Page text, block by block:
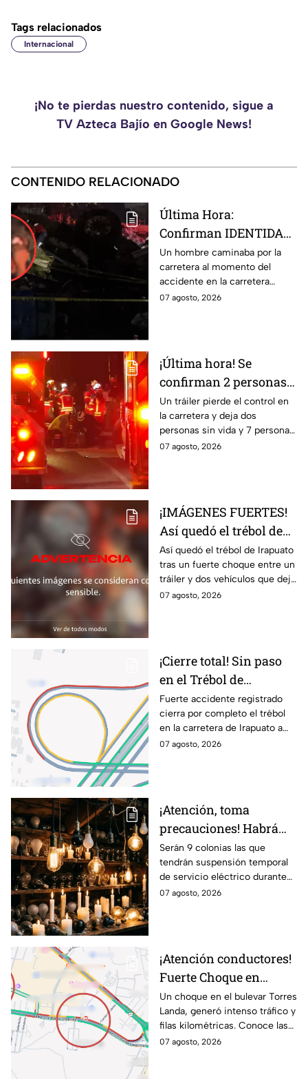
Tags relacionados
Internacional
¡No te pierdas nuestro contenido, sigue a
TV Azteca Bajío en Google News!
CONTENIDO RELACIONADO
Última Hora:
Confirman IDENTIDAD
de uno de los
lesionados tras fatal
accid3nte en Irapuato
Un hombre caminaba por la
carretera al momento del
accidente en la carretera
Irapuato-Abasolo en el Trébol.
07 agosto, 2026
¡Última hora! Se
confirman 2 personas
fall3cidas y 7
lesion4dos en
accid3nte carretero en
Irapuato; esto se sabe
Un tráiler pierde el control en
la carretera y deja dos
personas sin vida y 7 personas
más lesionadas.
07 agosto, 2026
¡IMÁGENES FUERTES!
Así quedó el trébol de
Irapuato tras aparatoso
choque; hay mu3rtos y
lesionados
Así quedó el trébol de Irapuato
tras un fuerte choque entre un
tráiler y dos vehículos que dejó
dos muertos y siete personas
07 agosto, 2026
¡Cierre total! Sin paso
en el Trébol de
Irapuato; toma estas
vías alternas
Fuerte accidente registrado
cierra por completo el trébol
en la carretera de Irapuato a
Abasolo
07 agosto, 2026
¡Atención, toma
precauciones! Habrá
suspensión de luz por 8
horas hoy viernes 7 y
mañana sábado 8 de
agosto en 9 sitios
Serán 9 colonias las que
tendrán suspensión temporal
de servicio eléctrico durante
ocho horas este viernes 7 y
07 agosto, 2026
¡Atención conductores!
Fuerte Choque en
Torres Landa provoca
filas kilométricas a esta
altura
Un choque en el bulevar Torres
Landa, generó intenso tráfico y
filas kilométricas. Conoce las
vías alternas.
07 agosto, 2026